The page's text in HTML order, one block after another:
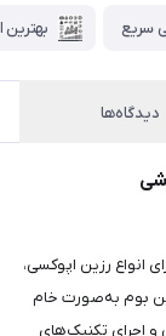
سریع بهترین
دیدگاه‌ها
انواع رزین اپوکسی،
بوم به‌صورت خام
و اجرای تکنیک‌های